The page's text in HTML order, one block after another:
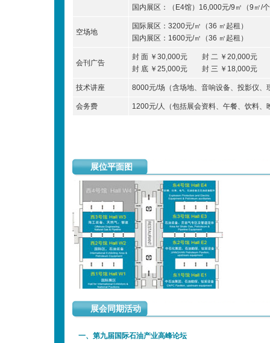
国内展区：（E4馆）16,000元/9㎡（9㎡/
空场地
国际展区：3200元/㎡（36 ㎡起租）
国内展区：1600元/㎡（36 ㎡起租）
会刊广告
封 面 ￥30,000元 封 二 ￥20,000元
封 底 ￥25,000元 封 三 ￥18,000元
技术讲座 8000元/场（含场地、音响设备、投影仪、
会务费 1200元/人（包括展会资料、午餐、饮料、
展位平面图
展会同期活动
一、第九届国际石油产业高峰论坛